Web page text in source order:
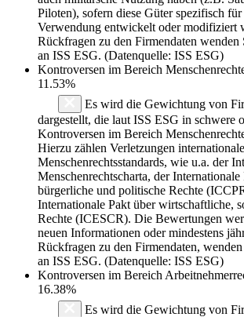
Piloten), sofern diese Güter spezifisch
Verwendung entwickelt oder modifiziert
Rückfragen zu den Firmendaten wenden
an ISS ESG. (Datenquelle: ISS ESG)
Kontroversen im Bereich
11.53%
Es wird die Gewichtung von
dargestellt, die laut ISS ESG in schwere
Kontroversen im Bereich
Hierzu zählen Verletzungen
Menschenrechtsstandards, wie u.a. der
Menschenrechtscharta, der Internationale
bürgerliche und politische Rechte
Internationale Pakt über wirtschaftliche,
Rechte (ICESCR). Die Bewertungen
neuen Informationen oder mindestens
Rückfragen zu den Firmendaten,
an ISS ESG. (Datenquelle: ISS ESG)
Kontroversen im Bereich
16.38%
Es wird die Gewichtung von